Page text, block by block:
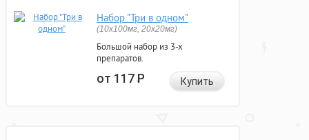
Набор "Три в одном"
(10x100мг, 20x20мг)
Большой набор из 3-х
препаратов.
от 117Р Купить